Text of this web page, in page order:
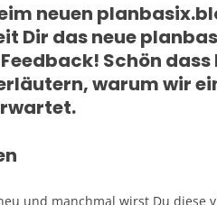
neuen
Dir das neue
Schön
warum wir
und manchmal wirst Du